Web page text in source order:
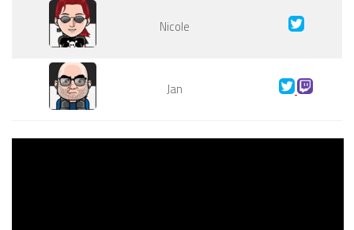
Nicole
Jan